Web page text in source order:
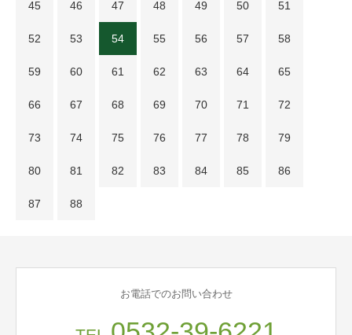
45 46 47 48 49 50 51
52 53 54 55 56 57 58
59 60 61 62 63 64 65
66 67 68 69 70 71 72
73 74 75 76 77 78 79
80 81 82 83 84 85 86
87 88
お電話でのお問い合わせ